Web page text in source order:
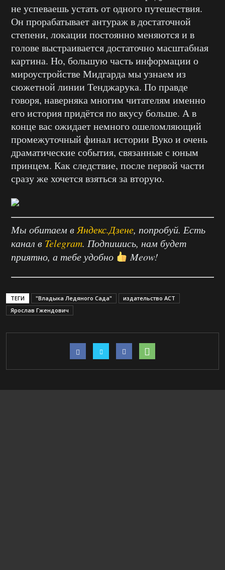
не успеваешь устать от одного путешествия.
Он прорабатывает антураж в достаточной
степени, локации постоянно меняются и в
голове выстраивается достаточно масштабная
картина. Но, большую часть информации о
мироустройстве Мидгарда мы узнаем из
сюжетной линии Тенджарука. По правде
говоря, наверняка многим читателям именно
его история придётся по вкусу больше. А в
конце вас ожидает немного ошеломляющий
промежуточный финал истории Вуко и очень
драматические события, связанные с юным
принцем. Как следствие, после первой части
сразу же хочется взяться за вторую.
Мы обитаем в Яндекс.Дзене, попробуй. Есть
канал в Telegram. Подпишись, нам будет
приятно, а тебе удобно
Meow!
ТЕГИ "Владыка Ледяного Сада"
издательство АСТ
Ярослав Гжендович